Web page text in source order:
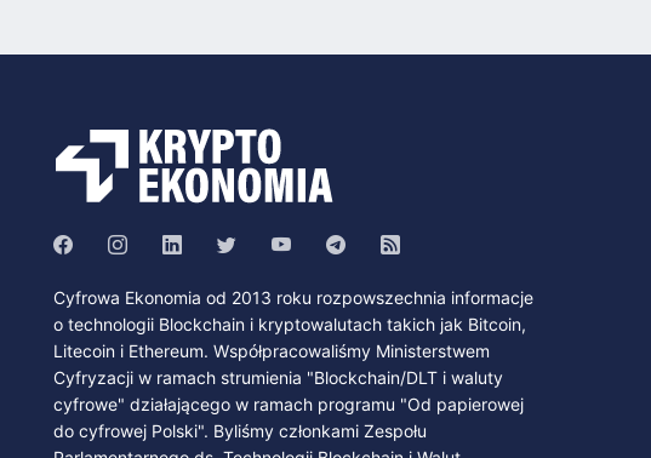
Cyfrowa Ekonomia od 2013 roku rozpowszechnia informacje
o technologii Blockchain i kryptowalutach takich jak Bitcoin,
Litecoin i Ethereum. Współpracowaliśmy Ministerstwem
Cyfryzacji w ramach strumienia "Blockchain/DLT i waluty
cyfrowe" działającego w ramach programu "Od papierowej
do cyfrowej Polski". Byliśmy członkami Zespołu